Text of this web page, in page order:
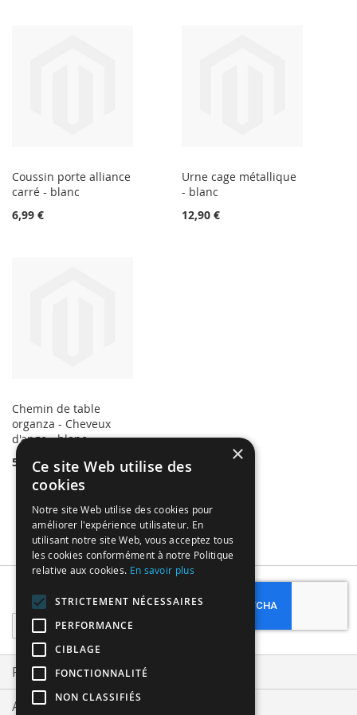
Coussin porte alliance
carré - blanc
6,99 €
Urne cage métallique
- blanc
12,90 €
Chemin de table
organza - Cheveux
d'ange - blanc
5,99 €
Sign
Up
for
Our
Newsletter:
Subscribe
Privacy and Cookie Policy
Advanced Search
×
Ce site Web utilise des
cookies
Notre site Web utilise des cookies pour
améliorer l'expérience utilisateur. En
utilisant notre site Web, vous acceptez tous
les cookies conformément à notre Politique
relative aux cookies. En savoir plus
STRICTEMENT NÉCESSAIRES
PERFORMANCE
CIBLAGE
FONCTIONNALITÉ
NON CLASSIFIÉS